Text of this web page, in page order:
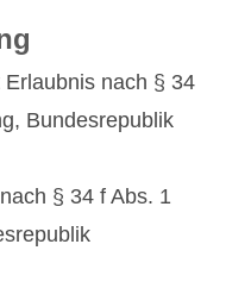
nach § 34
Bundesrepublik
§ 34 f Abs. 1